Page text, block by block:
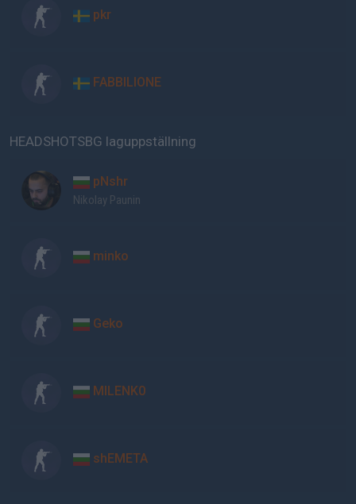
pkr
FABBILIONE
HEADSHOTSBG laguppställning
pNshr
Nikolay Paunin
minko
Geko
MILENK0
shEMETA